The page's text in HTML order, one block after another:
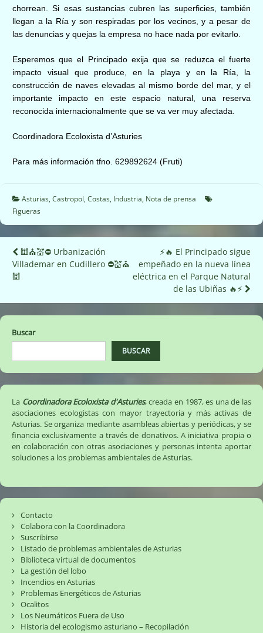
chorrean. Si esas sustancias cubren las superficies, también
llegan a la Ría y son respiradas por los vecinos, y a pesar de
las denuncias y quejas la empresa no hace nada por evitarlo.
Esperemos que el Principado exija que se reduzca el fuerte
impacto visual que produce, en la playa y en la Ría, la
construcción de naves elevadas al mismo borde del mar, y el
importante impacto en este espacio natural, una reserva
reconocida internacionalmente que se va ver muy afectada.
Coordinadora Ecoloxista d’Asturies
Para más información tfno. 629892624 (Fruti)
Asturias, Castropol, Costas, Industria, Nota de prensa
Figueras
Navegación
de
🕍⛪️💒⛔️ Urbanización
Villademar en Cudillero ⛔️💒⛪️
🕍
⚡️🔥 El Principado sigue
empeñado en la nueva línea
eléctrica en el Parque Natural
de las Ubiñas 🔥⚡️
Buscar
BUSCAR
La Coordinadora Ecoloxista d'Asturies, creada en 1987, es una de las
asociaciones ecologistas con mayor trayectoria y más activas de
Asturias. Se organiza mediante asambleas abiertas y periódicas, y se
financia exclusivamente a través de donativos. A iniciativa propia o
en colaboración con otras asociaciones y personas intenta aportar
soluciones a los problemas ambientales de Asturias.
Contacto
Colabora con la Coordinadora
Suscribirse
Listado de problemas ambientales de Asturias
Biblioteca virtual de documentos
La gestión del lobo
Incendios en Asturias
Problemas Energéticos de Asturias
Ocalitos
Los Neumáticos Fuera de Uso
Historia del ecologismo asturiano – Recopilación